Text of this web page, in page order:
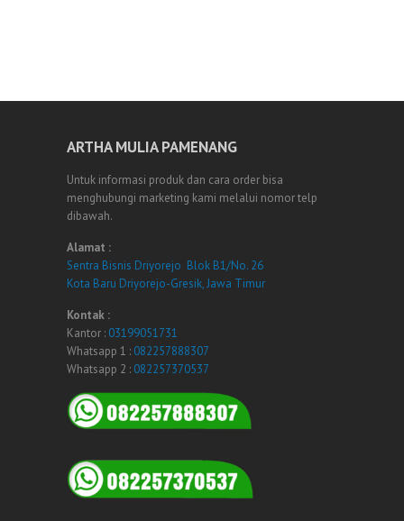
ARTHA MULIA PAMENANG
Untuk informasi produk dan cara order bisa
menghubungi marketing kami melalui nomor telp
dibawah.
Alamat :
Sentra Bisnis Driyorejo Blok B1/No. 26
Kota Baru Driyorejo-Gresik, Jawa Timur
Kontak :
Kantor : 03199051731
Whatsapp 1 : 082257888307
Whatsapp 2 : 082257370537